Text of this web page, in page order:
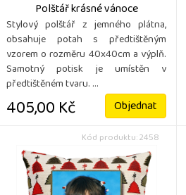
Polštář krásné vánoce
Stylový polštář z jemného plátna,
obsahuje potah s předtištěným
vzorem o rozměru 40x40cm a výplň.
Samotný potisk je umístěn v
předtištěném tvaru. ...
405,00 Kč Objednat
Kód produktu: 2458